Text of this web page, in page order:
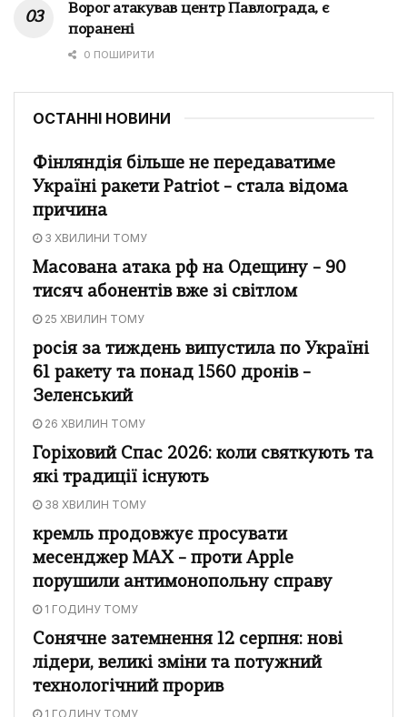
Ворог атакував центр Павлограда, є
поранені
0 ПОШИРИТИ
ОСТАННІ НОВИНИ
Фінляндія більше не передаватиме
Україні ракети Patriot – стала відома
причина
3 ХВИЛИНИ ТОМУ
Масована атака рф на Одещину – 90
тисяч абонентів вже зі світлом
25 ХВИЛИН ТОМУ
росія за тиждень випустила по Україні
61 ракету та понад 1560 дронів –
Зеленський
26 ХВИЛИН ТОМУ
Горіховий Спас 2026: коли святкують та
які традиції існують
38 ХВИЛИН ТОМУ
кремль продовжує просувати
месенджер MAX – проти Apple
порушили антимонопольну справу
1 ГОДИНУ ТОМУ
Сонячне затемнення 12 серпня: нові
лідери, великі зміни та потужний
технологічний прорив
1 ГОДИНУ ТОМУ